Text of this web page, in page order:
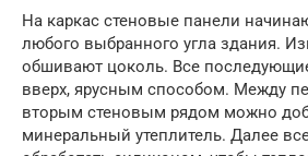
На каркас стеновые панели
любого выбранного угла здания.
обшивают цоколь. Все
вверх, ярусным способом. Между
вторым стеновым рядом можно
минеральный утеплитель. Далее